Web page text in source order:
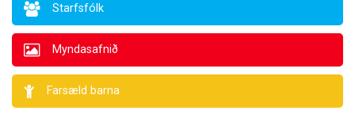
Starfsfólk
Myndasafnið
Farsæld barna